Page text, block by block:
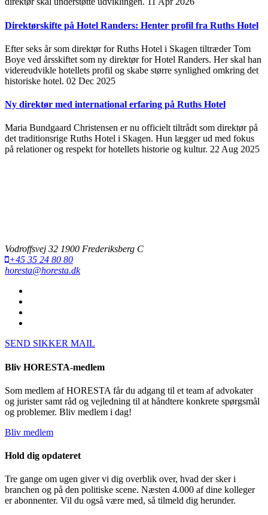
Direktørskifte på Hotel Randers: Henter profil fra Ruths Hotel
Efter seks år som direktør for Ruths Hotel i Skagen tiltræder Tom
Boye ved årsskiftet som ny direktør for Hotel Randers. Her skal han
videreudvikle hotellets profil og skabe større synlighed omkring det
historiske hotel. 02 Dec 2025
Ny direktør med international erfaring på Ruths Hotel
Maria Bundgaard Christensen er nu officielt tiltrådt som direktør på
det traditionsrige Ruths Hotel i Skagen. Hun lægger ud med fokus
på relationer og respekt for hotellets historie og kultur. 22 Aug 2025
Vodroffsvej 32 1900 Frederiksberg C
+45 35 24 80 80
horesta@horesta.dk
SEND SIKKER MAIL
Bliv HORESTA-medlem
Som medlem af HORESTA får du adgang til et team af advokater
og jurister samt råd og vejledning til at håndtere konkrete spørgsmål
og problemer. Bliv medlem i dag!
Bliv medlem
Hold dig opdateret
Tre gange om ugen giver vi dig overblik over, hvad der sker i
branchen og på den politiske scene. Næsten 4.000 af dine kolleger
er abonnenter. Vil du også være med, så tilmeld dig herunder.